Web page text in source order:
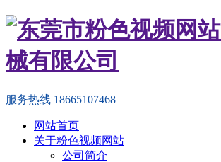
服务热线 18665107468
网站首页
关于粉色视频网站
公司简介